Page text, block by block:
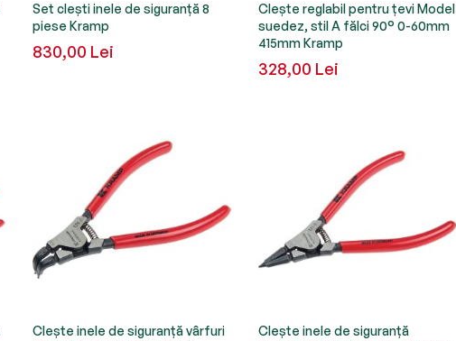
Set clești inele de siguranță 8
piese Kramp
830,00 Lei
Clește reglabil pentru țevi Model
suedez, stil A fălci 90° 0-60mm
415mm Kramp
328,00 Lei
Clește inele de siguranță vârfuri
Clește inele de siguranță